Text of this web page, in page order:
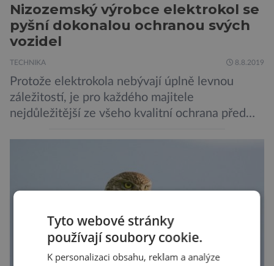
Nizozemský výrobce elektrokol se
pyšní dokonalou ochranou svých
vozidel
TECHNIKA 8.8.2019
Protože elektrokola nebývají úplně levnou
záležitostí, je pro každého majitele
nejdůležitější ze všeho kvalitní ochrana před
Skutečně nepřehání? Pokud se podrobněji
podíváme na ochranu jejich elektrokol
Tyto webové stránky
používají soubory cookie.
K personalizaci obsahu, reklam a analýze